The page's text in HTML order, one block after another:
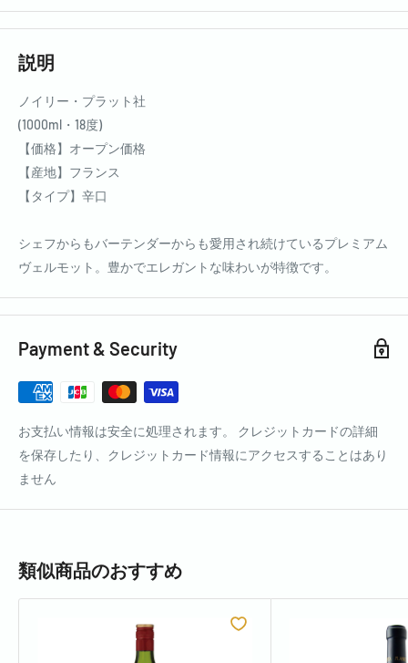
説明
ノイリー・プラット社
(1000ml・18度)
【価格】オープン価格
【産地】フランス
【タイプ】辛口
シェフからもバーテンダーからも愛用され続けているプレミアム
ヴェルモット。豊かでエレガントな味わいが特徴です。
Payment & Security
お支払い情報は安全に処理されます。 クレジットカードの詳細
を保存したり、クレジットカード情報にアクセスすることはあり
ません
類似商品のおすすめ